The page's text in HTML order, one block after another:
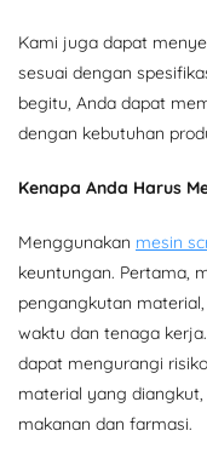
Kami juga dapat
sesuai dengan
begitu, Anda dapat
dengan kebutuhan
Kenapa Anda Harus
Menggunakan mesin
keuntungan. Pertama,
pengangkutan
waktu dan tenaga
dapat mengurangi
material yang
makanan dan farmasi.